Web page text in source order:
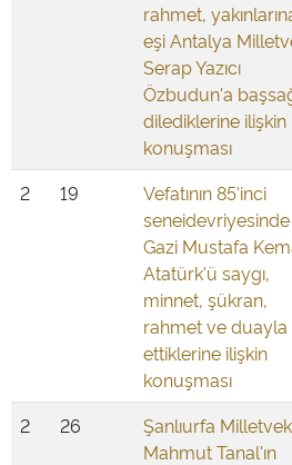
rahmet,
eşi Antalya
Serap Yazıcı
Özbudun'a
dilediklerine ilişkin
konuşması
2 19
Vefatının 85'inci
seneidevriyesinde
Gazi Mustafa
Atatürk'ü saygı,
minnet, şükran,
rahmet ve duayla
ettiklerine ilişkin
konuşması
2 26
Şanlıurfa
Mahmut Tanal'ın